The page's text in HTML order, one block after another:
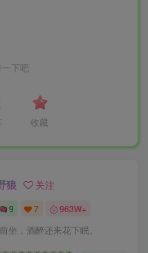
一下吧
收藏
狼 关注
9 7 963W+
坐，酒醉还来花下眠。